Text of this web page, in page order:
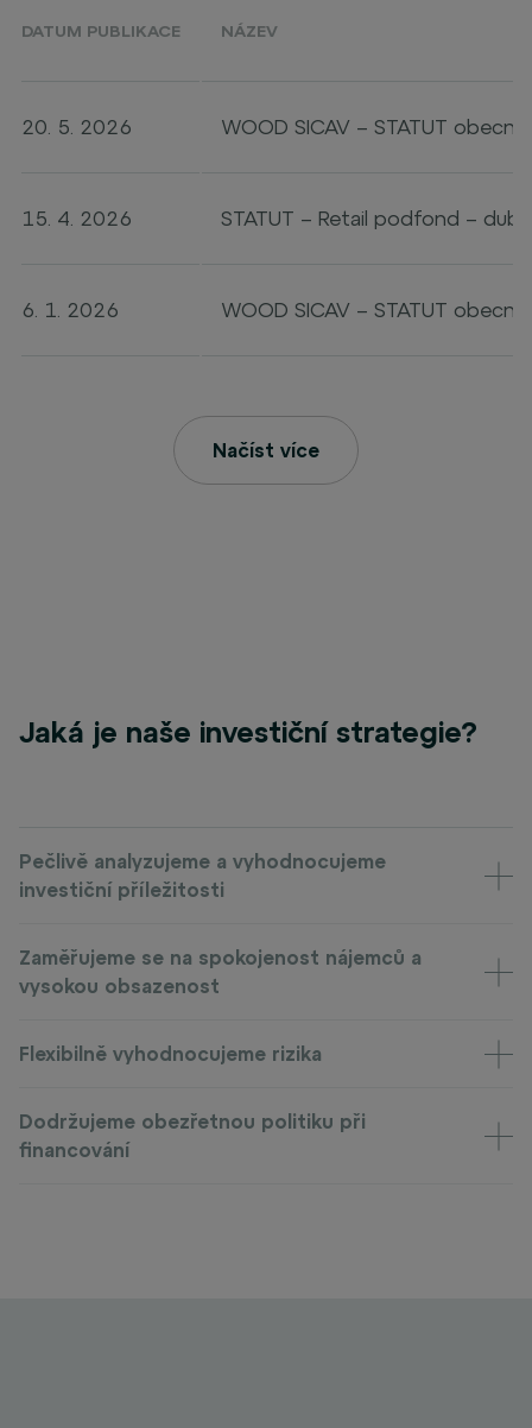
DATUM PUBLIKACE NÁZEV
20. 5. 2026 WOOD SICAV – STATUT
15. 4. 2026 STATUT – Retail podfond –
6. 1. 2026 WOOD SICAV – STATUT
Načíst více
Jaká je naše investiční strategie?
Pečlivě analyzujeme a vyhodnocujeme
investiční příležitosti
Zaměřujeme se na spokojenost nájemců a
vysokou obsazenost
Flexibilně vyhodnocujeme rizika
Dodržujeme obezřetnou politiku při
financování